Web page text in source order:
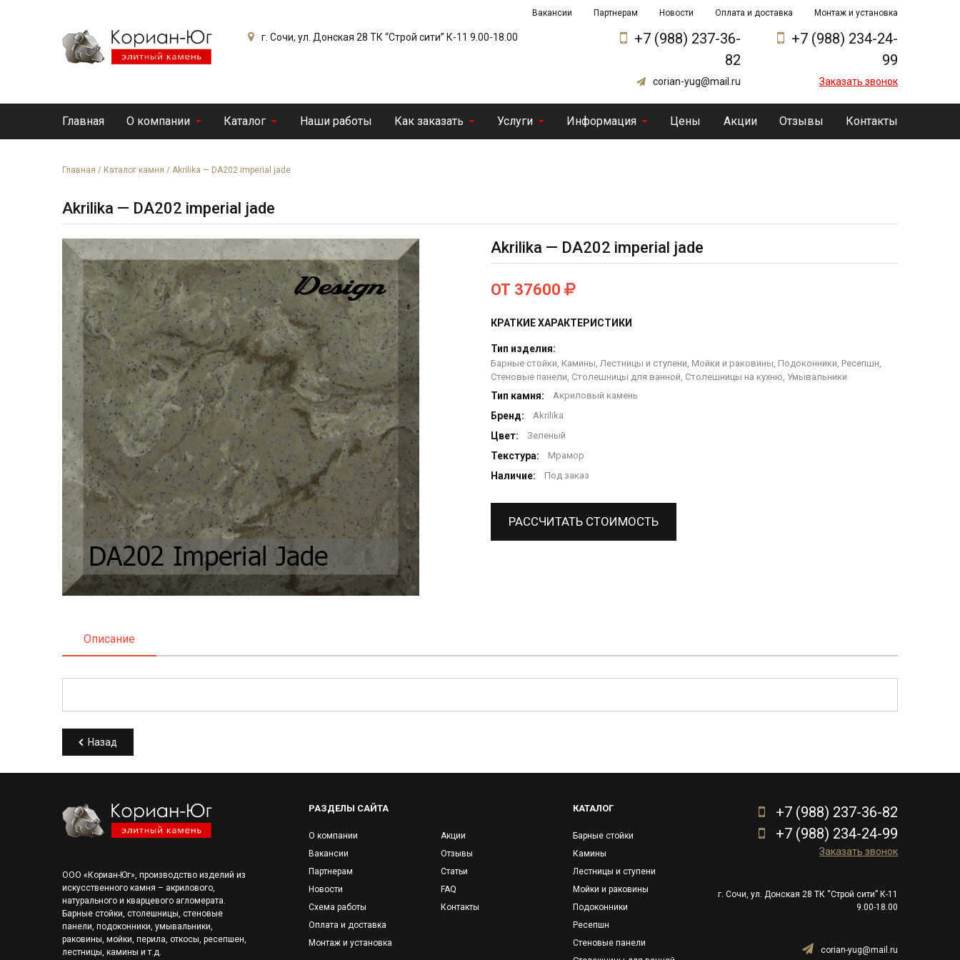
Вакансии Партнерам Новости Оплата и доставка Монтаж и установка
г. Сочи, ул. Донская 28 ТК “Строй сити” К-11 9.00-18.00
+7 (988) 237-36-
82
corian-yug@mail.ru
+7 (988) 234-24-
99
Заказать звонок
Главная О компании Каталог Наши работы Как заказать Услуги Информация Цены Акции Отзывы Контакты
Главная / Каталог камня / Akrilika — DA202 imperial jade
Akrilika — DA202 imperial jade
Akrilika — DA202 imperial jade
ОТ 37600
КРАТКИЕ ХАРАКТЕРИСТИКИ
Тип изделия:
Барные стойки, Камины, Лестницы и ступени, Мойки и раковины, Подоконники, Ресепшн,
Стеновые панели, Столешницы для ванной, Столешницы на кухню, Умывальники
Тип камня: Акриловый камень
Бренд: Akrilika
Цвет: Зеленый
Текстура: Мрамор
Наличие: Под заказ
РАССЧИТАТЬ СТОИМОСТЬ
Описание
Назад
ООО «Кориан-Юг», производство изделий из
искусственного камня – акрилового,
натурального и кварцевого агломерата.
Барные стойки, столешницы, стеновые
панели, подоконники, умывальники,
раковины, мойки, перила, откосы, ресепшен,
лестницы, камины и т.д.
РАЗДЕЛЫ САЙТА
О компании
Вакансии
Партнерам
Новости
Схема работы
Оплата и доставка
Монтаж и установка
Акции
Отзывы
Статьи
FAQ
Контакты
КАТАЛОГ
Барные стойки
Камины
Лестницы и ступени
Мойки и раковины
Подоконники
Ресепшн
Стеновые панели
+7 (988) 237-36-82
+7 (988) 234-24-99
Заказать звонок
г. Сочи, ул. Донская 28 ТК “Строй сити” К-11
9.00-18.00
corian-yug@mail.ru